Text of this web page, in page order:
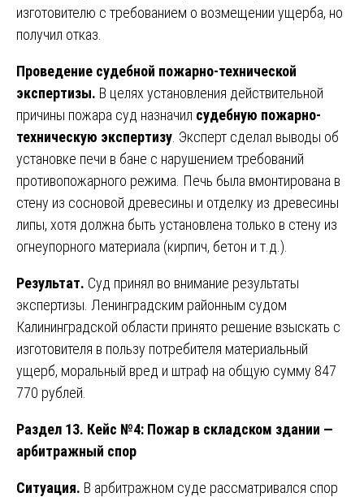
изготовителю с требованием о возмещении ущерба, но
получил отказ.
Проведение судебной пожарно-технической
экспертизы. В целях установления действительной
причины пожара суд назначил судебную пожарно-
техническую экспертизу . Эксперт сделал выводы об
установке печи в бане с нарушением требований
противопожарного режима. Печь была вмонтирована в
стену из сосновой древесины и отделку из древесины
липы, хотя должна быть установлена только в стену из
огнеупорного материала (кирпич, бетон и т.д.).
Результат. Суд принял во внимание результаты
экспертизы. Ленинградским районным судом
Калининградской области принято решение взыскать с
изготовителя в пользу потребителя материальный
ущерб, моральный вред и штраф на общую сумму 847
770 рублей.
Раздел 13. Кейс №4: Пожар в складском здании —
арбитражный спор
Ситуация. В арбитражном суде рассматривался спор